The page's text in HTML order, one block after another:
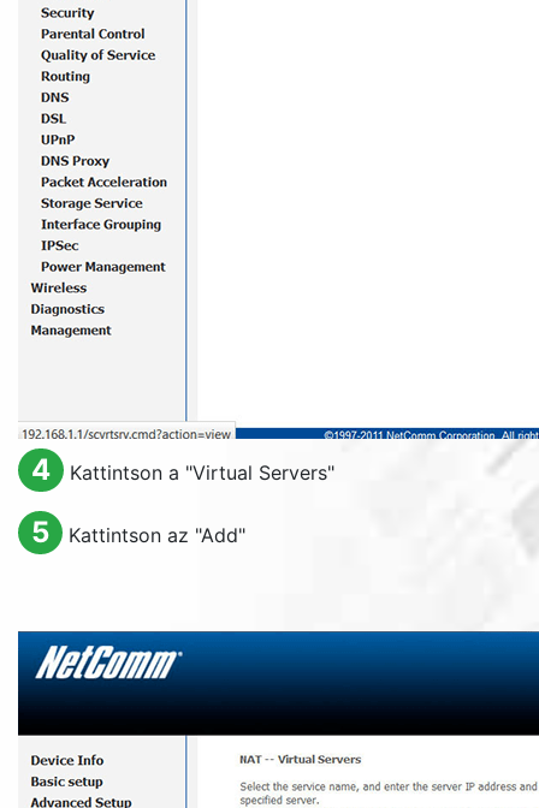
4 Kattintson a "Virtual Servers"
5 Kattintson az "Add"